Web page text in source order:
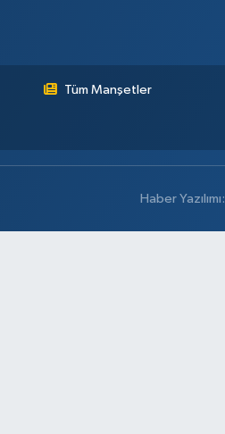
Tüm Manşetler
Haber Yazılımı: